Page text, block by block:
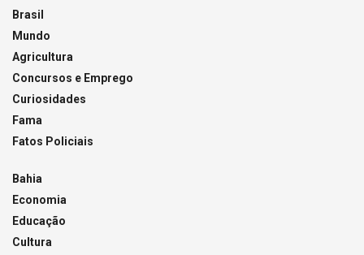
Brasil
Mundo
Agricultura
Concursos e Emprego
Curiosidades
Fama
Fatos Policiais
Bahia
Economia
Educação
Cultura